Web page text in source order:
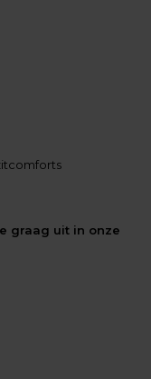
graag uit in onze